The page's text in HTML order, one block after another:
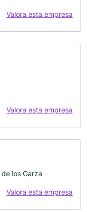
Valora esta empresa
Valora esta empresa
los Garza
Valora esta empresa